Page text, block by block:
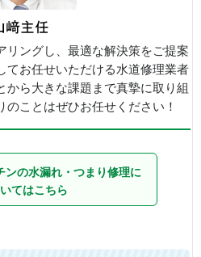
リングし、最適な解決策をご提案
てお任せいただける水道修理業者
から大きな課題まで真摯に取り組
ことはぜひお任せください！
ンの水漏れ・つまり修理に
てはこちら